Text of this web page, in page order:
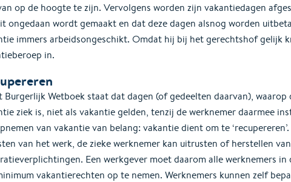
op de hoogte te zijn. Vervolgens worden zijn vakantiedagen
ongedaan wordt gemaakt en dat deze dagen alsnog worden
immers arbeidsongeschikt. Omdat hij bij het gerechtshof gelijk
in.
Burgerlijk Wetboek staat dat dagen (of gedeelten daarvan), waarop
ziek is, niet als vakantie gelden, tenzij de werknemer daarmee
van vakantie van belang: vakantie dient om te
van het werk, de zieke werknemer kan uitrusten of herstellen
Een werkgever moet daarom alle werknemers in
vakantierechten op te nemen. Werknemers kunnen zelf